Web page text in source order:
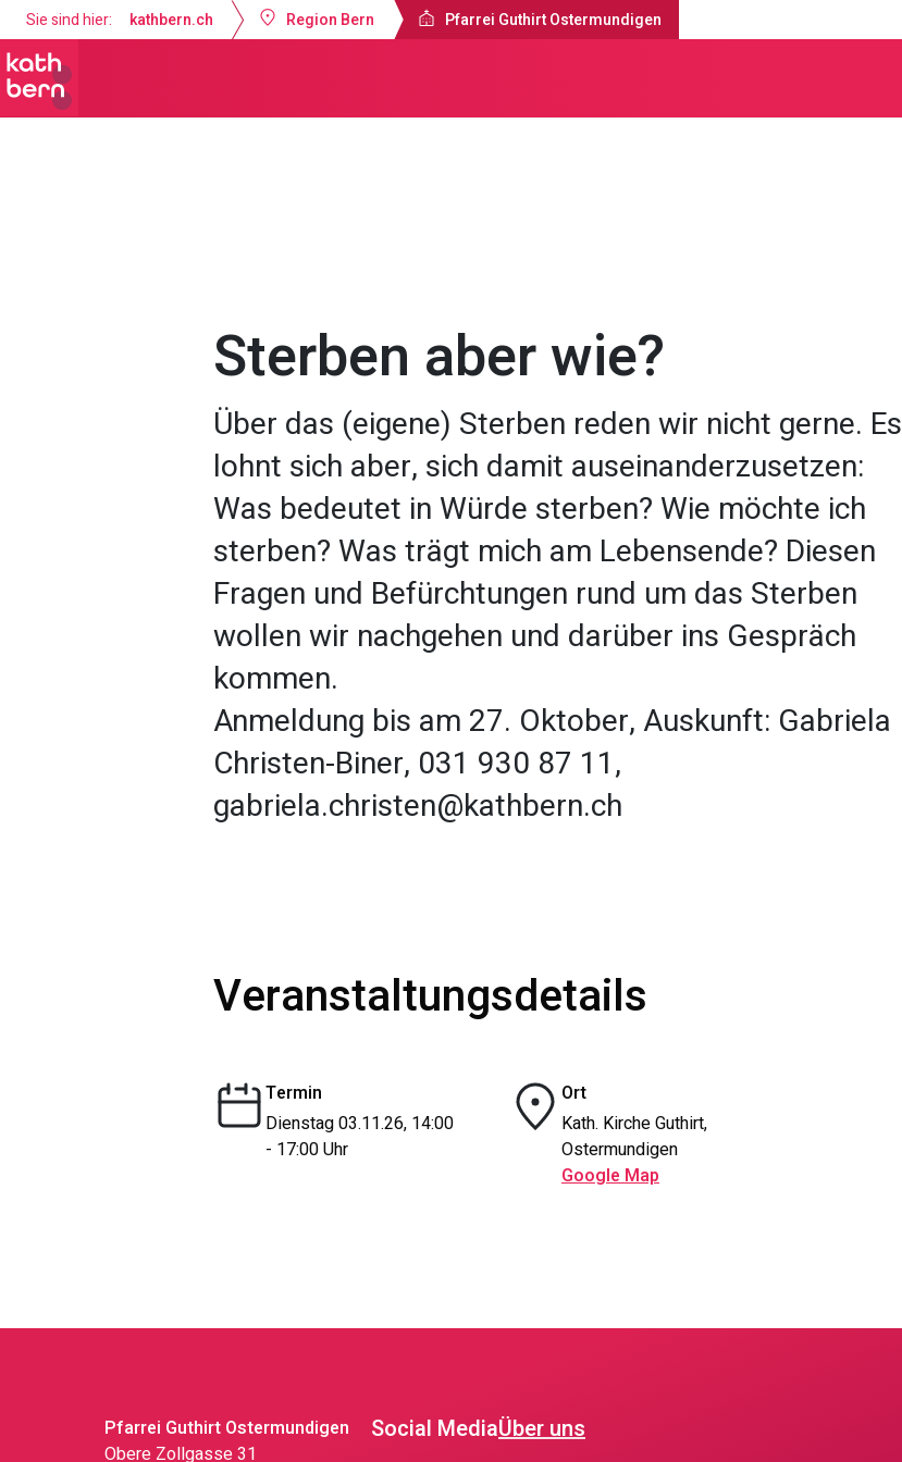
Sie sind hier: kathbern.ch Region Bern Pfarrei Guthirt Ostermundigen
Sterben aber wie?
Über das (eigene) Sterben reden wir nicht gerne. Es
lohnt sich aber, sich damit auseinanderzusetzen:
Was bedeutet in Würde sterben? Wie möchte ich
sterben? Was trägt mich am Lebensende? Diesen
Fragen und Befürchtungen rund um das Sterben
wollen wir nachgehen und darüber ins Gespräch
kommen.
Anmeldung bis am 27. Oktober, Auskunft: Gabriela
Christen-Biner, 031 930 87 11,
gabriela.christen@kathbern.ch
Veranstaltungsdetails
Termin
Dienstag 03.11.26, 14:00
- 17:00 Uhr
Ort
Kath. Kirche Guthirt,
Ostermundigen
Google Map
Pfarrei Guthirt Ostermundigen
Obere Zollgasse 31
Social MediaÜber uns